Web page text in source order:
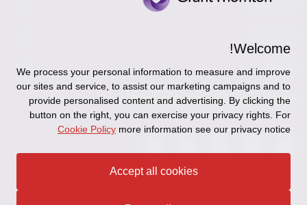
צור קשר
כניסה לעובדים - דוא"ל
כניסה לעובדים - דוחות עבודה
אודותינו
זיכרון והנצחה
תקנון
מדיניות הפרטיות
Disclaimer
Ethics Hotline
עקבו אחרינו ברשתות החברתיות
Welcome!
We process your personal information to measure and improve
our sites and service, to assist our marketing campaigns and to
provide personalised content and advertising. By clicking the
button on the right, you can exercise your privacy rights. For
more information see our privacy notice
Cookie Policy
Accept all cookies